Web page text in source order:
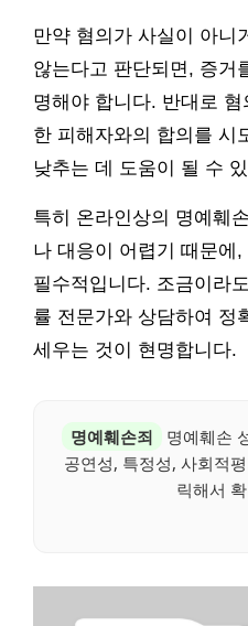
만약 혐의가 사실이 아니
않는다고 판단되면, 증거
명해야 합니다. 반대로
한 피해자와의 합의를 시
낮추는 데 도움이 될 수
특히 온라인상의 명예훼
나 대응이 어렵기 때문에
필수적입니다. 조금이라
률 전문가와 상담하여 정
세우는 것이 현명합니다.
명예훼손죄
명예훼손
공연성, 특정성, 사회적
릭해서